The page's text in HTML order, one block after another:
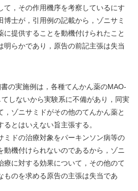
て，その作用機序を考察しているにす
博士が，引用例の記載から，ゾニサミ
に提供することを動機付けられたこと
明らかであり，原告の前記主張は失当
の実施例は，各種てんかん薬のMAO-
しないから実験系に不備があり，同実
，ゾニサミドがその他のてんかん薬と
とはいえない旨主張する。
ミドの治療対象をパーキンソン病等の
動機付けられないのであるから，ゾニ
療に対する効果について，その他のて
ものを求める原告の主張は失当であ